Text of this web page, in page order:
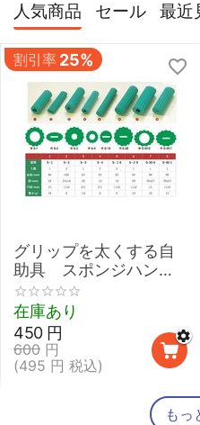
人気商品 セール 最近
割引率 25%
グリップを太くする自
助具 スポンジハンド
ル 【介護 握力 弱い
鉛筆 取り外し 太柄スプ
ーン】
在庫あり
600 円
450 円
(495 円 税込)
もっ